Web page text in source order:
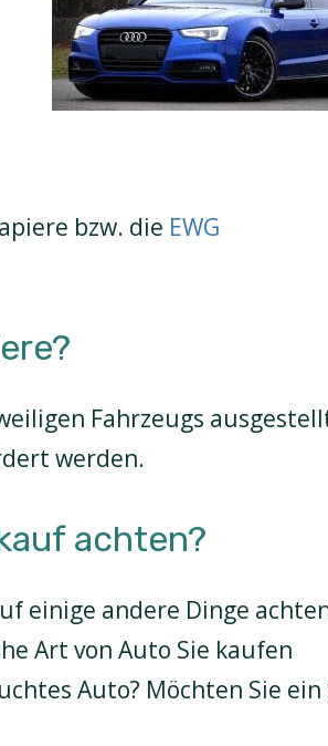
bzw. die EWG
Fahrzeugs
werden.
achten?
einige andere Dinge
Art von Auto Sie kaufen
Auto? Möchten Sie ein